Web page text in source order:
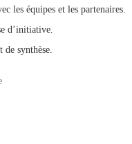
les équipes et les partenaires.
d’initiative.
de synthèse.